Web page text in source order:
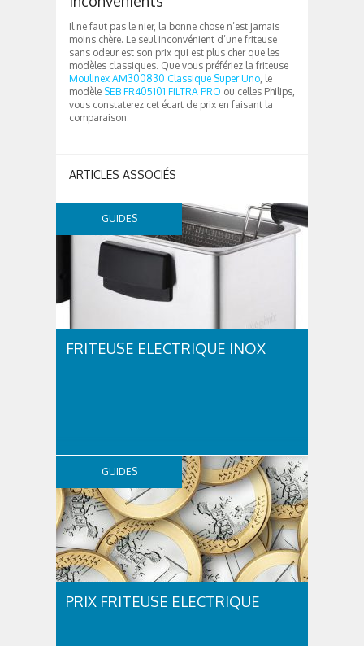
Il ne faut pas le nier, la bonne chose n’est jamais
moins chère. Le seul inconvénient d’une friteuse
sans odeur est son prix qui est plus cher que les
modèles classiques. Que vous préfériez la friteuse
Moulinex AM300830 Classique Super Uno , le
modèle SEB FR405101 FILTRA PRO ou celles Philips,
vous constaterez cet écart de prix en faisant la
comparaison.
ARTICLES ASSOCIÉS
GUIDES
FRITEUSE ELECTRIQUE INOX
GUIDES
PRIX FRITEUSE ELECTRIQUE